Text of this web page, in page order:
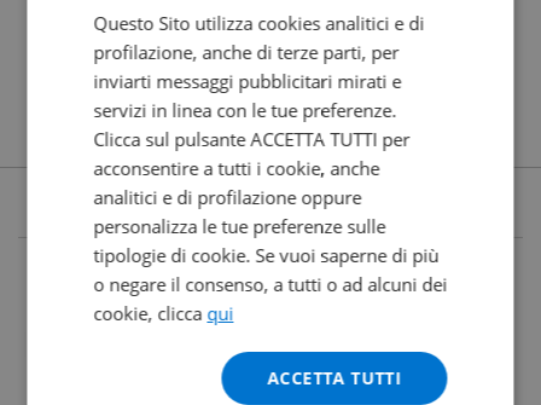
Questo Sito utilizza cookies analitici e di
profilazione, anche di terze parti, per
inviarti messaggi pubblicitari mirati e
servizi in linea con le tue preferenze.
Clicca sul pulsante ACCETTA TUTTI per
acconsentire a tutti i cookie, anche
analitici e di profilazione oppure
personalizza le tue preferenze sulle
tipologie di cookie. Se vuoi saperne di più
o negare il consenso, a tutti o ad alcuni dei
cookie, clicca qui
ACCETTA TUTTI